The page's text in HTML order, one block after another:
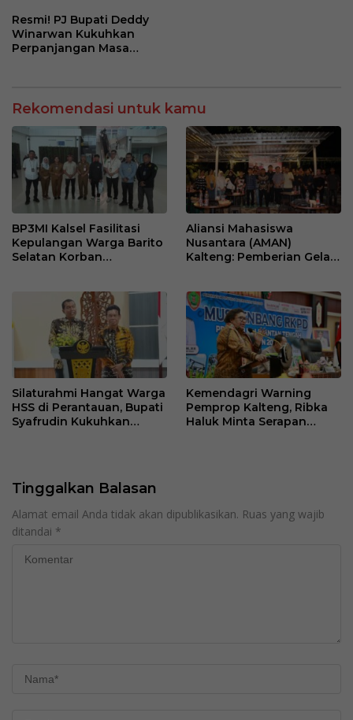
Resmi! PJ Bupati Deddy
Winarwan Kukuhkan
Perpanjangan Masa
Rekomendasi untuk kamu
BP3MI Kalsel Fasilitasi
Kepulangan Warga Barito
Selatan Korban
Aliansi Mahasiswa
Nusantara (AMAN)
Kalteng: Pemberian Gelar
Fondasi Pembangunan
Bangsa
Silaturahmi Hangat Warga
HSS di Perantauan, Bupati
Syafrudin Kukuhkan
Kemendagri Warning
Pemprop Kalteng, Ribka
Haluk Minta Serapan
Tinggalkan Balasan
Alamat email Anda tidak akan dipublikasikan. Ruas yang wajib
ditandai *